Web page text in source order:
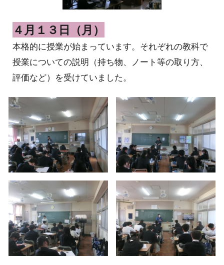
４月１３日（月）
本格的に授業が始まっています。それぞれの教科で
授業についての説明（持ち物、ノート等の取り方、
評価など）を受けていました。